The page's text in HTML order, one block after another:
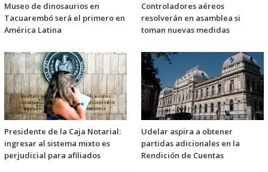
Museo de dinosaurios en
Tacuarembó será el primero en
América Latina
Controladores aéreos
resolverán en asamblea si
toman nuevas medidas
Presidente de la Caja Notarial:
ingresar al sistema mixto es
perjudicial para afiliados
Udelar aspira a obtener
partidas adicionales en la
Rendición de Cuentas